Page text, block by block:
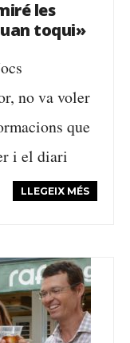
les
toqui»
no va voler
que
i el diari
LLEGEIX MÉS